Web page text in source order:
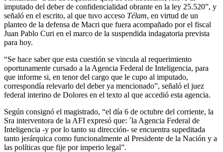
imputado del deber de confidencialidad obrante en la ley 25.520”, y
señaló en el escrito, al que tuvo acceso Télam, en virtud de un
planteo de la defensa de Macri que fuera acompañado por el fiscal
Juan Pablo Curi en el marco de la suspendida indagatoria prevista
para hoy.
“Se hace saber que esta cuestión se vincula al requerimiento
oportunamente cursado a la Agencia Federal de Inteligencia, para
que informe si, en tenor del cargo que le cupo al imputado,
correspondía relevarlo del deber ya mencionado”, señaló el juez
federal interino de Dolores en el texto al que accedió esta agencia.
Según consignó el magistrado, “el día 6 de octubre del corriente, la
Sra interventora de la AFI expresó que: ´la Agencia Federal de
Inteligencia -y por lo tanto su dirección- se encuentra supeditada
tanto jerárquica como funcionalmente al Presidente de la Nación y a
las políticas que fije por imperio legal”.